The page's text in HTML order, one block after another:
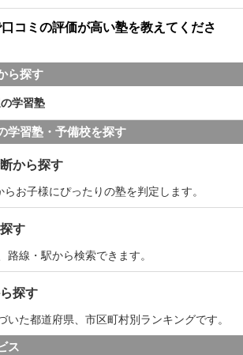
コミの評価が高い塾を教えてくださ
ら探す
学習塾
学習塾・予備校を探す
から探す
お子様にぴったりの塾を判定します。
す
路線・駅から検索できます。
探す
いた都道府県、市区町村別ランキングです。
ス